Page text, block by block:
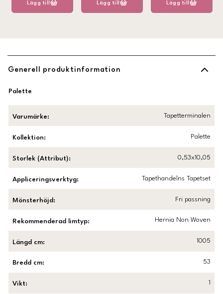
Lägg till Lägg till Lägg till
Generell produktinformation
Palette
Varumärke: Tapetterminalen
Kollektion: Palette
Storlek (Attribut): 0,53x10,05
Appliceringsverktyg: Tapethandelns Tapetset
Mönsterhöjd : Fri passning
Rekommenderad limtyp: Hernia Non Woven
Längd cm: 1005
Bredd cm: 53
Vikt: 1